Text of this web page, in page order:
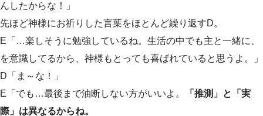
んしたからな！」
先ほど神様にお祈りした言葉をほとんど繰り返すD。
E「…楽しそうに勉強しているね。生活の中でも主と一緒に、
を意識してるから、神様もとっても喜ばれていると思うよ。」
D「ま～な！」
E「でも…最後まで油断しない方がいいよ。
「推測」と「実
際」は異なるからね。